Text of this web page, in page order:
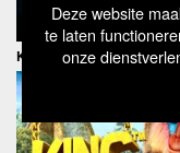
Deze website
te laten
onze
King Bam Bam